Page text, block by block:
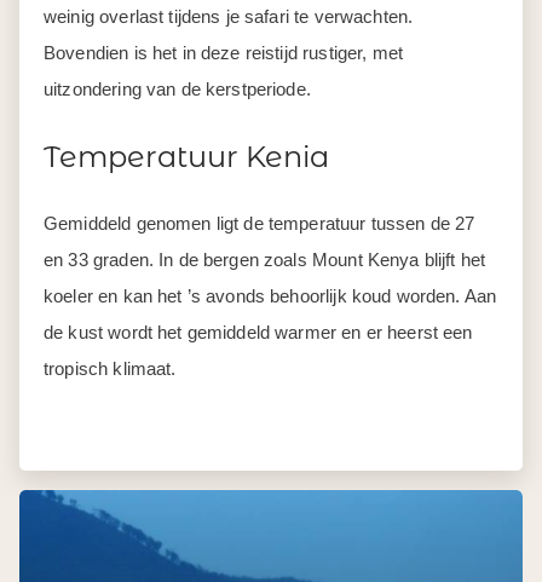
weinig overlast tijdens je safari te verwachten.
Bovendien is het in deze reistijd rustiger, met
uitzondering van de kerstperiode.
Temperatuur Kenia
Gemiddeld genomen ligt de temperatuur tussen de 27
en 33 graden. In de bergen zoals Mount Kenya blijft het
koeler en kan het ’s avonds behoorlijk koud worden. Aan
de kust wordt het gemiddeld warmer en er heerst een
tropisch klimaat.